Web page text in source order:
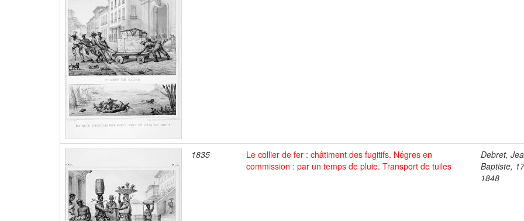
1835
Le collier de fer : châtiment des fugitifs. Négres en
commission : par un temps de pluie. Transport de tuiles
Debret,
Baptiste,
1848